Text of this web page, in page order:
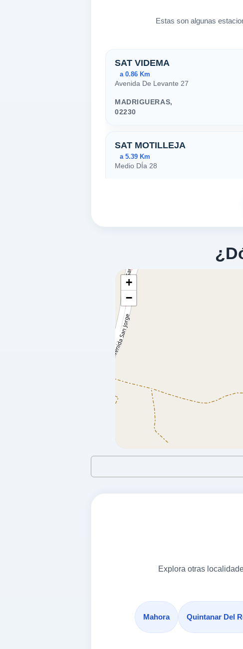
Estas son algunas
Estaciones
SAT VIDEMA
a 0.86 Km
Avenida De Levante 27
MADRIGUERAS,
02230
SAT MOTILLEJA
a 5.39 Km
Medio DÍa 28
SECADEMA
02230
COOP SAN
a 9.28 Km
Ctra De LedaÑa S/n Km S/n
NAVAS DE JORQUERA,
02230
LA GAVIOTA
a 10.16 Km
Avenida Albacete, 35
TARAZONA DE LA MANCHA,
REPSOL
Cl Avenida De La Roda, 1
+
−
Explora otras
Mahora Quintanar Del